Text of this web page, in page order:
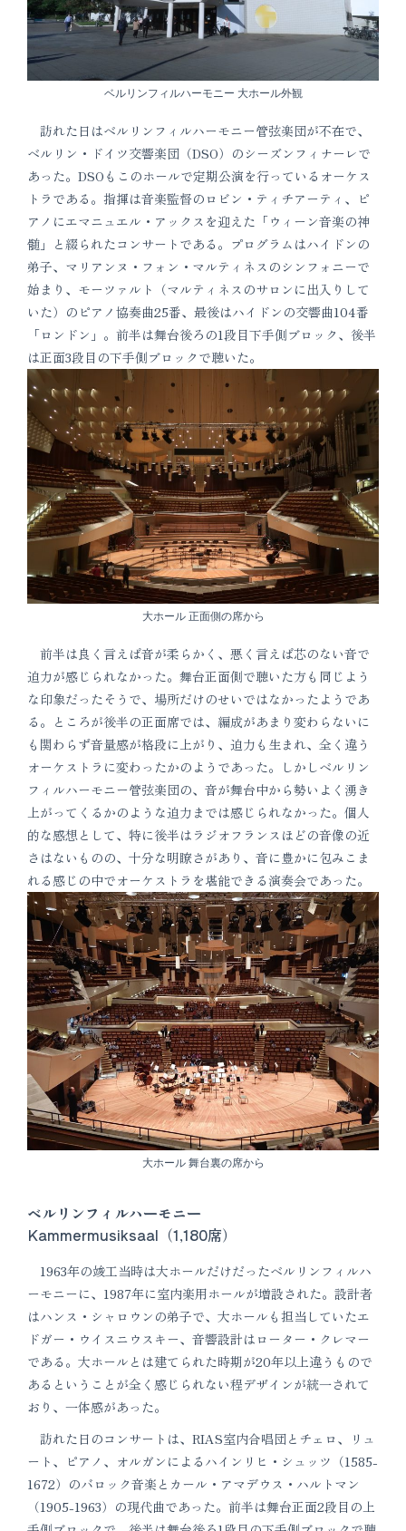
ベルリンフィルハーモニー 大ホール外観
訪れた日はベルリンフィルハーモニー管弦楽団が不在で、
ベルリン・ドイツ交響楽団（DSO）のシーズンフィナーレで
あった。DSOもこのホールで定期公演を行っているオーケス
トラである。指揮は音楽監督のロビン・ティチアーティ、ピ
アノにエマニュエル・アックスを迎えた「ウィーン音楽の神
髄」と綴られたコンサートである。プログラムはハイドンの
弟子、マリアンヌ・フォン・マルティネスのシンフォニーで
始まり、モーツァルト（マルティネスのサロンに出入りして
いた）のピアノ協奏曲25番、最後はハイドンの交響曲104番
「ロンドン」。前半は舞台後ろの1段目下手側ブロック、後半
は正面3段目の下手側ブロックで聴いた。
大ホール 正面側の席から
前半は良く言えば音が柔らかく、悪く言えば芯のない音で
迫力が感じられなかった。舞台正面側で聴いた方も同じよう
な印象だったそうで、場所だけのせいではなかったようであ
る。ところが後半の正面席では、編成があまり変わらないに
も関わらず音量感が格段に上がり、迫力も生まれ、全く違う
オーケストラに変わったかのようであった。しかしベルリン
フィルハーモニー管弦楽団の、音が舞台中から勢いよく湧き
上がってくるかのような迫力までは感じられなかった。個人
的な感想として、特に後半はラジオフランスほどの音像の近
さはないものの、十分な明瞭さがあり、音に豊かに包みこま
れる感じの中でオーケストラを堪能できる演奏会であった。
大ホール 舞台裏の席から
ベルリンフィルハーモニー
Kammermusiksaal（1,180席）
1963年の竣工当時は大ホールだけだったベルリンフィルハ
ーモニーに、1987年に室内楽用ホールが増設された。設計者
はハンス・シャロウンの弟子で、大ホールも担当していたエ
ドガー・ウイスニウスキー、音響設計はローター・クレマー
である。大ホールとは建てられた時期が20年以上違うもので
あるということが全く感じられない程デザインが統一されて
おり、一体感があった。
訪れた日のコンサートは、RIAS室内合唱団とチェロ、リュ
ート、ピアノ、オルガンによるハインリヒ・シュッツ（1585-
1672）のバロック音楽とカール・アマデウス・ハルトマン
（1905-1963）の現代曲であった。前半は舞台正面2段目の上